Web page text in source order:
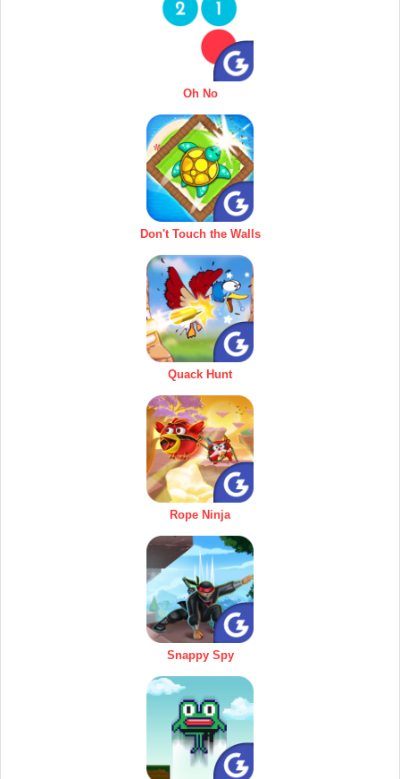
Oh No
Don't Touch the Walls
Quack Hunt
Rope Ninja
Snappy Spy